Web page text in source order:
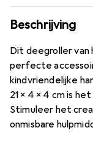
Beschrijving
Dit deegroller van
perfecte
kindvriendelijke
21 x 4 x 4 cm is
Stimuleer het
onmisbare